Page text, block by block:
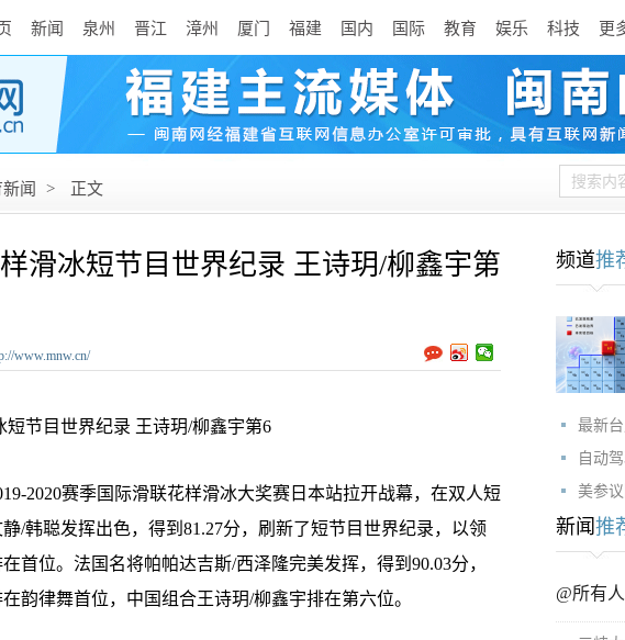
新闻 泉州 晋江 漳州 厦门 福建 国内 国际 教育 娱乐 科技 更
闻 > 正文
滑冰短节目世界纪录 王诗玥/柳鑫宇第
www.mnw.cn/
节目世界纪录 王诗玥/柳鑫宇第6
2020赛季国际滑联花样滑冰大奖赛日本站拉开战幕，在双人短
/韩聪发挥出色，得到81.27分，刷新了短节目世界纪录，以领
首位。法国名将帕帕达吉斯/西泽隆完美发挥，得到90.03分，
韵律舞首位，中国组合王诗玥/柳鑫宇排在第六位。
频道推
最新
自动
美参
新闻 推
@所有